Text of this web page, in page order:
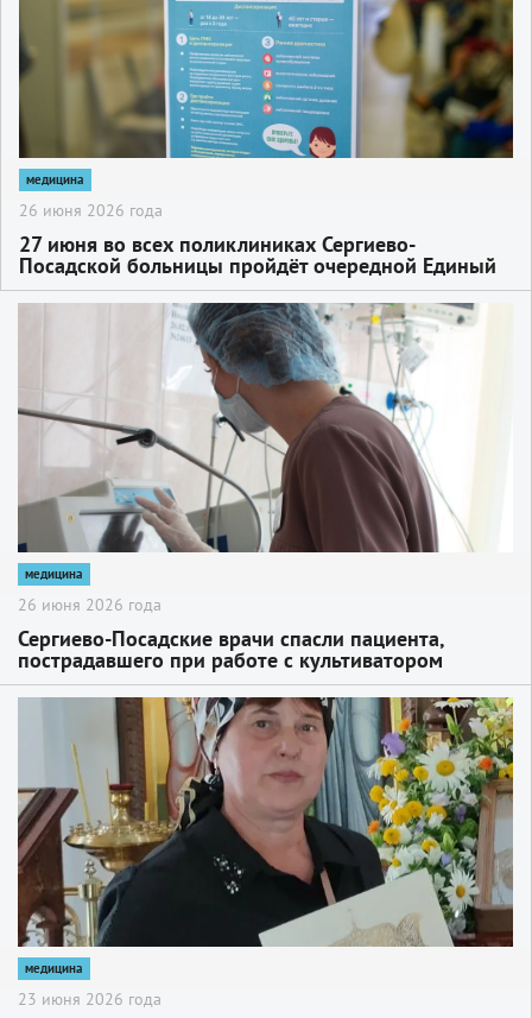
медицина
26 июня 2026 года
27 июня во всех поликлиниках Сергиево-
Посадской больницы пройдёт очередной Единый
день диспансеризации
медицина
26 июня 2026 года
Сергиево-Посадские врачи спасли пациента,
пострадавшего при работе с культиватором
медицина
23 июня 2026 года